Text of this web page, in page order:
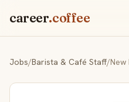
career.coffee
Jobs/Barista & Café Staff/